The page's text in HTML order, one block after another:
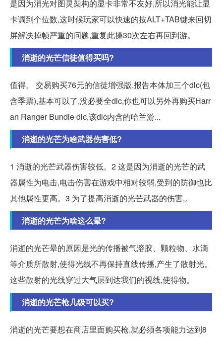
是因为消光对图灵架构的显卡非常不友好,所以消光能让显
卡调到个位数,这时候玩家可以快速的按ALT+TAB键来回切
屏解决掉帧严重的问题,重复此操30次左右再回到游。
消逝的光芒信徒值得买吗?
值得。 交易购买76元的信徒增强版,报告本体加三个dlc(包
含季票),基本可以了,没必要全dlc,你也可以另外再购买Harr
an Ranger Bundle dlc,该dlc内含的哈兰游...
消逝的光芒为啥武器伤害低?
1 消逝的光芒武器伤害较低。2 这是因为消逝的光芒的武
器属性为电击,电击伤害在游戏中相对较弱,受到的防御也比
其他属性更高。3 为了提高消逝的光芒武器的伤害,。
消逝的光芒为啥这么晕?
消逝的光芒晕的原因是光的传播被气溶胶、颗粒物、水滴
等介质所散射,使得光线不再保持直线传播,产生了散射光。
这些散射的光线穿过大气层到达我们的视线,使得物。
消逝的光芒枪几级可以买?
消逝的光芒要想在商店里面购买枪,就必须各项能力达到8